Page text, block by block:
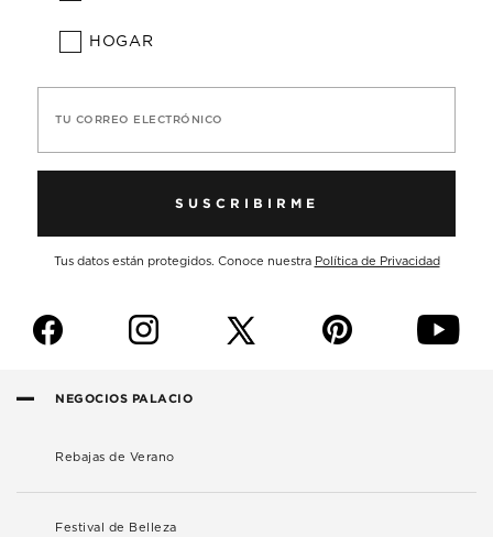
HOGAR
TU CORREO ELECTRÓNICO
SUSCRIBIRME
Tus datos están protegidos. Conoce nuestra Política de Privacidad
f i p y
NEGOCIOS PALACIO
Rebajas de Verano
Festival de Belleza